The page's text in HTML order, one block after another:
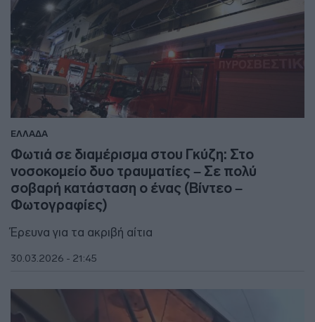
ΕΛΛΑΔΑ
Φωτιά σε διαμέρισμα στου Γκύζη: Στο
νοσοκομείο δυο τραυματίες – Σε πολύ
σοβαρή κατάσταση ο ένας (Βίντεο –
Φωτογραφίες)
Έρευνα για τα ακριβή αίτια
30.03.2026 - 21:45